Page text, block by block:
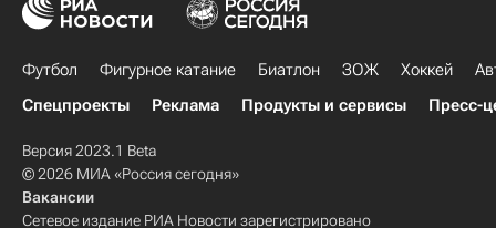
Футбол Фигурное катание Биатлон ЗОЖ Хоккей
Спецпроекты
Реклама Продукты и сервисы Пресс-
Версия 2023.1 Beta
© 2026 МИА «Россия сегодня»
Вакансии
Сетевое издание РИА Новости зарегистрировано